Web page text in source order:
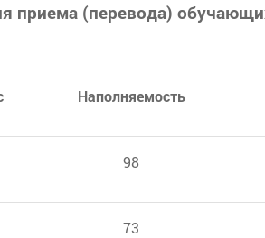
приема (перевода)
Наполняемость
98
73